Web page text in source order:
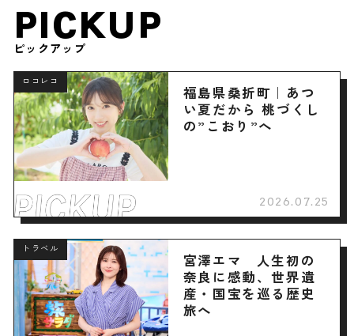
PICKUP
ピックアップ
ロコレコ
福島県桑折町｜あつ
い夏だから 桃づくし
の”こおり”へ
2026.07.25
トラベル
宮澤エマ 人生初の
奈良に感動、世界遺
産・国宝を巡る歴史
旅へ